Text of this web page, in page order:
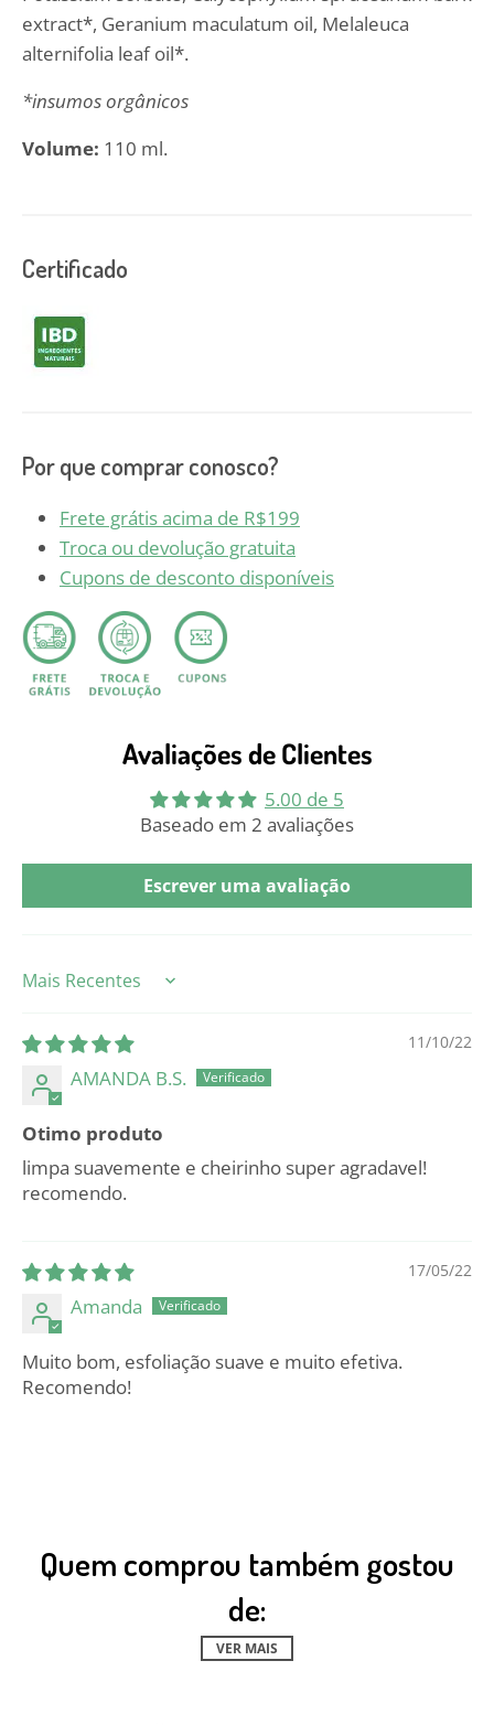
extract*, Geranium maculatum oil, Melaleuca
alternifolia leaf oil*.
*insumos orgânicos
Volume: 110 ml.
Certificado
Por que comprar conosco?
Frete grátis acima de R$199
Troca ou devolução gratuita
Cupons de desconto disponíveis
Avaliações de Clientes
5.00 de 5
Baseado em 2 avaliações
Escrever uma avaliação
Sort by
11/10/22
AMANDA B.S.
Otimo produto
limpa suavemente e cheirinho super agradavel!
recomendo.
17/05/22
Amanda
Muito bom, esfoliação suave e muito efetiva.
Recomendo!
Quem comprou também gostou
de:
VER MAIS